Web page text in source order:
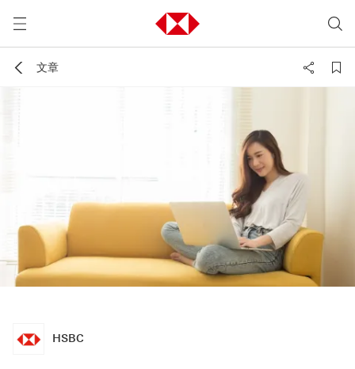
文章
HSBC